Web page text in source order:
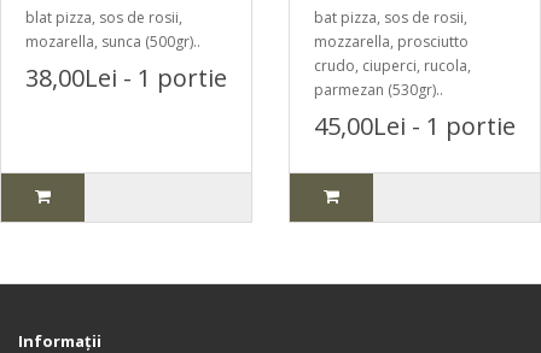
blat pizza, sos de rosii,
mozarella, sunca (500gr)..
38,00Lei - 1 portie
bat pizza, sos de rosii,
mozzarella, prosciutto
crudo, ciuperci, rucola,
parmezan (530gr)..
45,00Lei - 1 portie
Informaţii